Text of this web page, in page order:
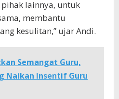
lainnya, untuk
membantu
kesulitan,” ujar Andi.
Semangat Guru,
Naikan Insentif Guru